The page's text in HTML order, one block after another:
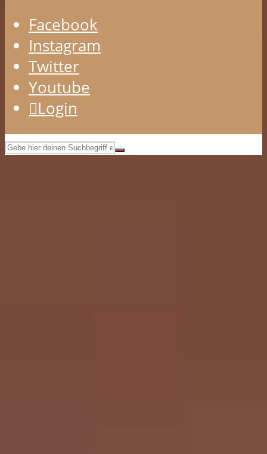
Facebook
Instagram
Twitter
Youtube
Login